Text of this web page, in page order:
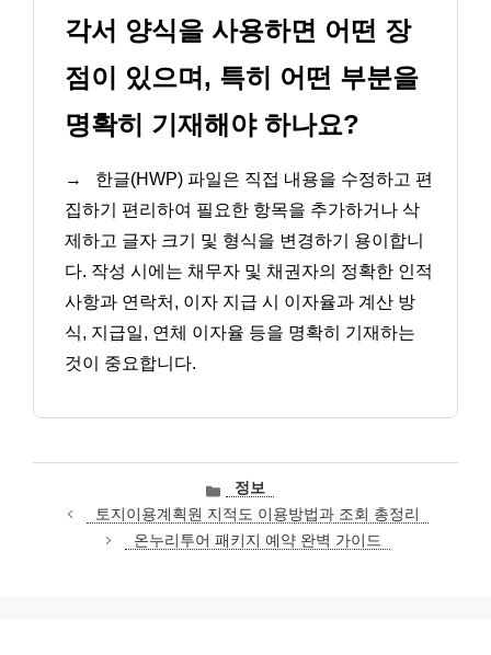
각서 양식을 사용하면 어떤 장
점이 있으며, 특히 어떤 부분을
명확히 기재해야 하나요?
→
한글(HWP) 파일은 직접 내용을 수정하고 편
집하기 편리하여 필요한 항목을 추가하거나 삭
제하고 글자 크기 및 형식을 변경하기 용이합니
다. 작성 시에는 채무자 및 채권자의 정확한 인적
사항과 연락처, 이자 지급 시 이자율과 계산 방
식, 지급일, 연체 이자율 등을 명확히 기재하는
것이 중요합니다.
카
테
고
리
정보
토지이용계획원 지적도 이용방법과 조회 총정리
온누리투어 패키지 예약 완벽 가이드